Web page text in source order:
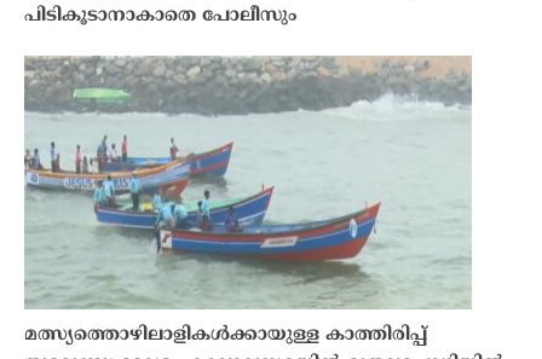
പിടികൂടാനാകാതെ പോലീസും
മത്സ്യത്തൊഴിലാളികൾക്കായുള്ള കാത്തിരിപ്പ്